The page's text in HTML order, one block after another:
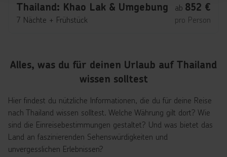
Thailand: Khao Lak & Umgebung
7 Nächte + Frühstück
ab 852 €
pro Person
Alles, was du für deinen Urlaub auf Thailand
wissen solltest
Hier findest du nützliche Informationen, die du für deine Reise
nach Thailand wissen solltest. Welche Währung gilt dort? Wie
sind die Einreisebestimmungen gestaltet? Und was bietet das
Land an faszinierenden Sehenswürdigkeiten und
unvergesslichen Erlebnissen?